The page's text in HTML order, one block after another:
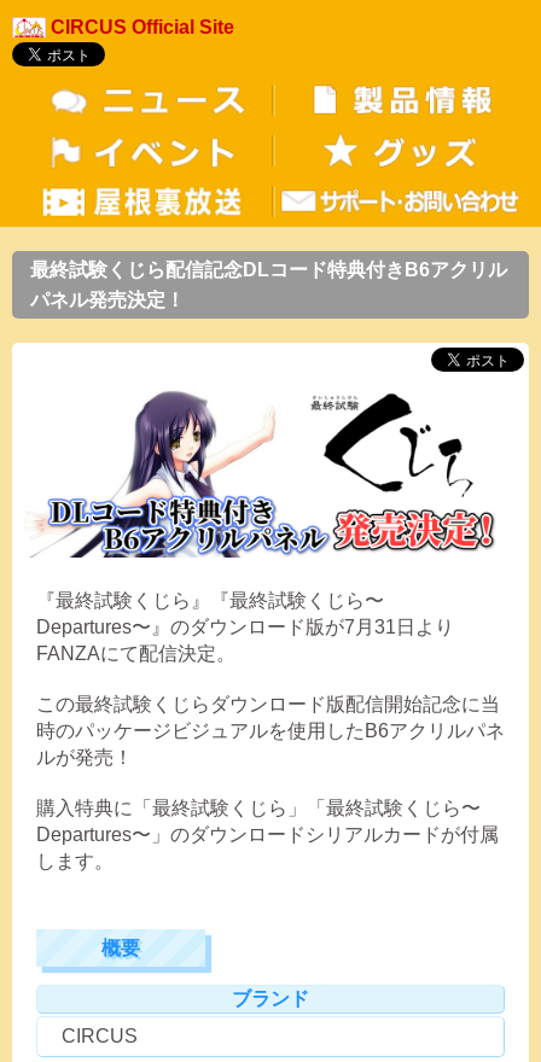
CIRCUS Official Site
最終試験くじら配信記念DLコード特典付きB6アクリル
パネル発売決定！
『最終試験くじら』『最終試験くじら〜
Departures〜』のダウンロード版が7月31日より
FANZAにて配信決定。
この最終試験くじらダウンロード版配信開始記念に当
時のパッケージビジュアルを使用したB6アクリルパネ
ルが発売！
購入特典に「最終試験くじら」「最終試験くじら〜
Departures〜」のダウンロードシリアルカードが付属
します。
概要
ブランド
CIRCUS